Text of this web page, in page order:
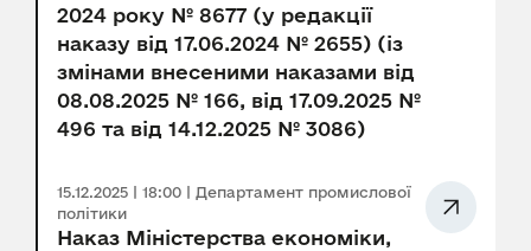
2024 року № 8677 (у редакції
наказу від 17.06.2024 № 2655) (із
змінами внесеними наказами від
08.08.2025 № 166, від 17.09.2025 №
496 та від 14.12.2025 № 3086)
15.12.2025 | 18:00 | Департамент промислової
політики
Наказ Міністерства економіки,